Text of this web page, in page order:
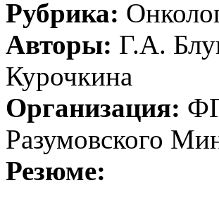
Рубрика:
Авторы: Г.А.
Курочкина
Организация:
Разумовского
Резюме: